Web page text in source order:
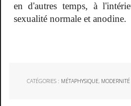
en d'autres temps, à
sexualité normale et anodine.
CATÉGORIES : MÉTAPHYSIQUE, MODERNITÉ